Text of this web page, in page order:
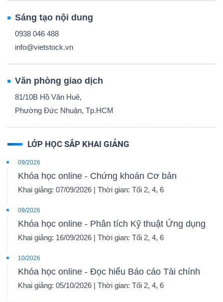
Sáng tạo nội dung
0938 046 488
info@vietstock.vn
Văn phòng giao dịch
81/10B Hồ Văn Huê,
Phường Đức Nhuận, Tp.HCM
LỚP HỌC SẮP KHAI GIẢNG
09/2026
Khóa học online - Chứng khoán Cơ bản
Khai giảng: 07/09/2026 | Thời gian: Tối 2, 4, 6
09/2026
Khóa học online - Phân tích Kỹ thuật Ứng dụng
Khai giảng: 16/09/2026 | Thời gian: Tối 2, 4, 6
10/2026
Khóa học online - Đọc hiểu Báo cáo Tài chính
Khai giảng: 05/10/2026 | Thời gian: Tối 2, 4, 6